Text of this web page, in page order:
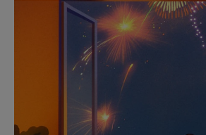
ANZUHALTEN